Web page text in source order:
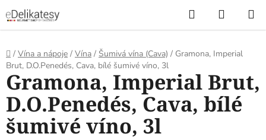
na
obsah
Hledat
KOŠÍK
Domů
/ Vína a nápoje / Vína / Šumivá vína (Cava) / Gramona, Imperial
Brut, D.O.Penedés, Cava, bílé šumivé víno, 3l
Gramona, Imperial Brut,
D.O.Penedés, Cava, bílé
šumivé víno, 3l